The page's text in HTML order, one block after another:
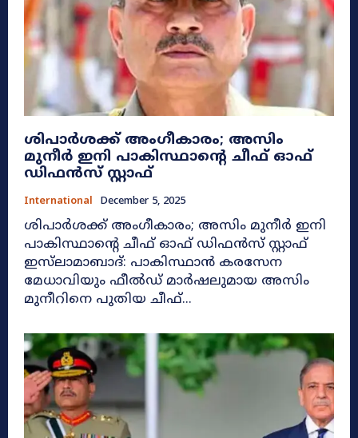
ശിപാർശക്ക് അംഗീകാരം; അസിം
മുനീർ ഇനി പാകിസ്ഥാന്റെ ചീഫ് ഓഫ്
ഡിഫൻസ് സ്റ്റാഫ്
International December 5, 2025
ശിപാർശക്ക് അംഗീകാരം; അസിം മുനീർ ഇനി
പാകിസ്ഥാന്റെ ചീഫ് ഓഫ് ഡിഫൻസ് സ്റ്റാഫ്
ഇസ്‌ലാമാബാദ്: പാകിസ്ഥാൻ കരസേന
മേധാവിയും ഫീൽഡ് മാർഷലുമായ അസിം
മുനീറിനെ പുതിയ ചീഫ്...